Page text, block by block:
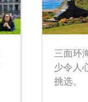
三面环
少令人
挑选。